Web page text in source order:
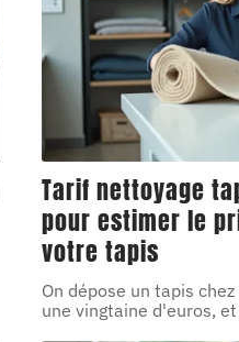
Tarif nettoyage
pour estimer le
votre tapis
On dépose un tapis
une vingtaine d'euros,